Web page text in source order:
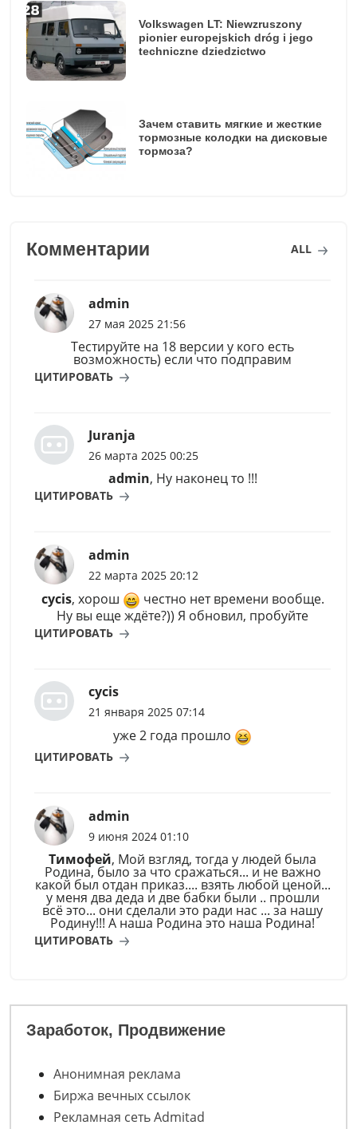
Volkswagen LT: Niewzruszony
pionier europejskich dróg i jego
techniczne dziedzictwo
Зачем ставить мягкие и жесткие
тормозные колодки на дисковые
тормоза?
Комментарии ALL
admin
27 мая 2025 21:56
Тестируйте на 18 версии у кого есть
возможность) если что подправим
ЦИТИРОВАТЬ
Juranja
26 марта 2025 00:25
admin, Ну наконец то !!!
ЦИТИРОВАТЬ
admin
22 марта 2025 20:12
cycis, хорош
честно нет времени вообще.
Ну вы еще ждёте?)) Я обновил, пробуйте
ЦИТИРОВАТЬ
cycis
21 января 2025 07:14
уже 2 года прошло
ЦИТИРОВАТЬ
admin
9 июня 2024 01:10
Тимофей, Мой взгляд, тогда у людей была
Родина, было за что сражаться... и не важно
какой был отдан приказ.... взять любой ценой...
у меня два деда и две бабки были .. прошли
всё это... они сделали это ради нас ... за нашу
Родину!!! А наша Родина это наша Родина!
ЦИТИРОВАТЬ
Заработок, Продвижение
Анонимная реклама
Биржа вечных ссылок
Рекламная сеть Admitad